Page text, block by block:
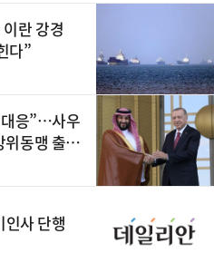
란 강경
다”
대응”…사우
위동맹 출
사 단행